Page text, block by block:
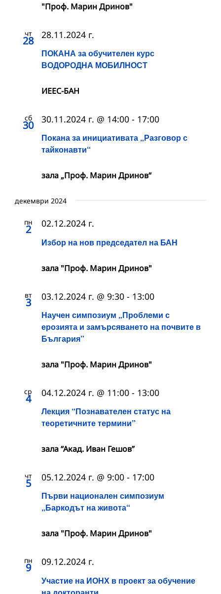
"Проф. Марин Дринов"
чт
28
ПОКАНА за обучителен курс
ВОДОРОДНА МОБИЛНОСТ
28.11.2024 г.
ИЕЕС-БАН
сб
30
Покана за инициативата „Разговор с
тайконавти“
30.11.2024 г. @ 14:00 - 17:00
зала „Проф. Марин Дринов“
декември 2024
пн
2
Избор на нов председател на БАН
02.12.2024 г.
зала "Проф. Марин Дринов"
вт
3
Научен симпозиум „Проблеми с
ерозията и замърсяването на почвите в
България”
03.12.2024 г. @ 9:30 - 13:00
зала "Проф. Марин Дринов"
ср
4
Лекция “Познавателен статус на
теоретичните термини”
04.12.2024 г. @ 11:00 - 13:00
зала “Акад. Иван Гешов”
чт
5
Първи национален симпозиум
„Баркодът на живота“
05.12.2024 г. @ 9:00 - 17:00
зала "Проф. Марин Дринов"
пн
9
Участие на ИОНХ в проект за обучение
09.12.2024 г.